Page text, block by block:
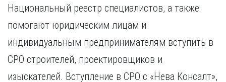
Национальный реестр специалистов, а также
помогают юридическим лицам и
индивидуальным предпринимателям вступить в
СРО строителей, проектировщиков и
изыскателей. Вступление в СРО с «Нева Консалт»,